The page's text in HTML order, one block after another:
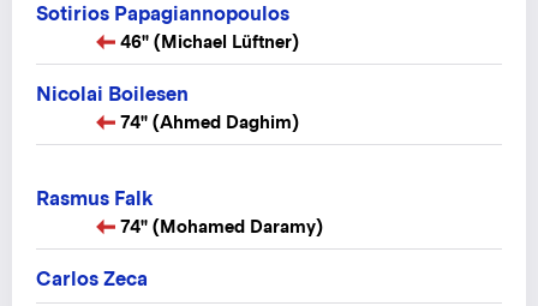
Sotirios Papagiannopoulos
46" (Michael Lüftner)
Nicolai Boilesen
74" (Ahmed Daghim)
Rasmus Falk
74" (Mohamed Daramy)
Carlos Zeca